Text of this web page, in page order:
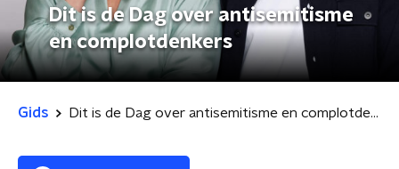
Dit is de Dag over antisemitisme
en complotdenkers
Gids Dit is de Dag over antisemitisme en complotdenkers